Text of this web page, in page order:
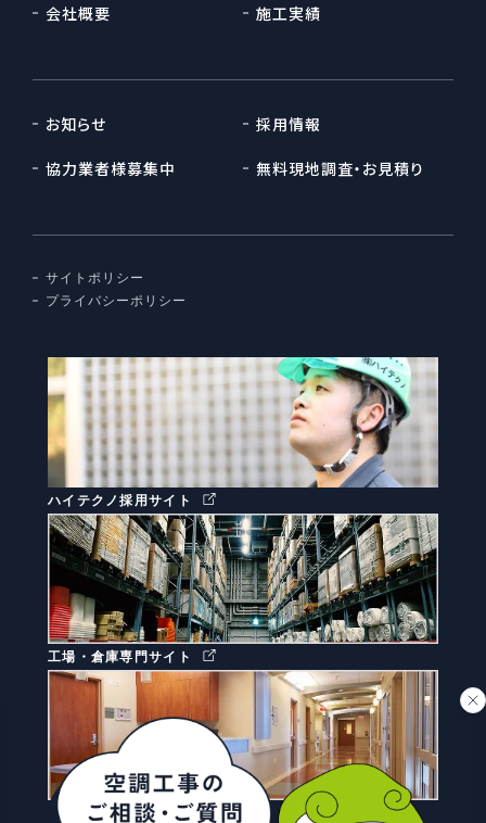
会社概要 施工実績
お知らせ
協力業者様募集中
採用情報
無料現地調査・お見積り
サイトポリシー
プライバシーポリシー
ハイテクノ採用サイト
工場・倉庫専門サイト
病院・クリニック専門サイト